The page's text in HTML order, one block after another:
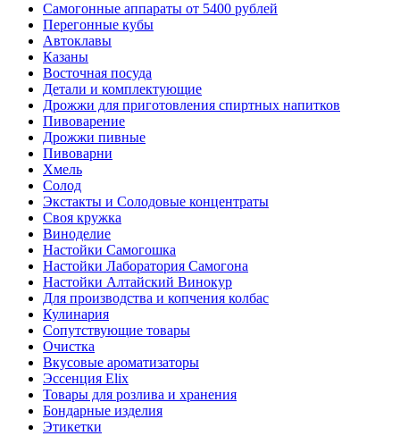
Самогонные аппараты от 5400 рублей
Перегонные кубы
Автоклавы
Казаны
Восточная посуда
Детали и комплектующие
Дрожжи для приготовления спиртных напитков
Пивоварение
Дрожжи пивные
Пивоварни
Хмель
Солод
Экстакты и Солодовые концентраты
Своя кружка
Виноделие
Настойки Самогошка
Настойки Лаборатория Самогона
Настойки Алтайский Винокур
Для производства и копчения колбас
Кулинария
Сопутствующие товары
Очистка
Вкусовые ароматизаторы
Эссенция Elix
Товары для розлива и хранения
Бондарные изделия
Этикетки